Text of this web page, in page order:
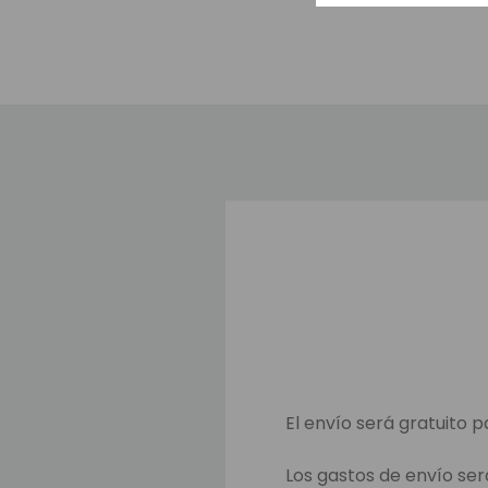
El envío será gratuito
Los gastos de envío